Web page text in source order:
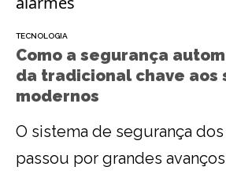
TECNOLOGIA
Como a segurança
da tradicional chave aos
modernos
O sistema de segurança
passou por grandes